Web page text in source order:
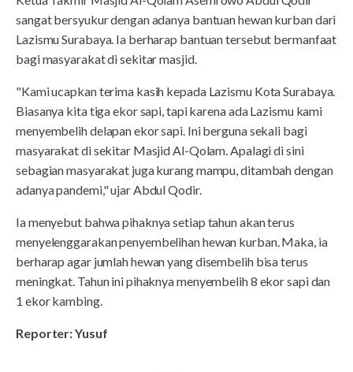
sangat bersyukur dengan adanya bantuan hewan kurban dari
Lazismu Surabaya. Ia berharap bantuan tersebut bermanfaat
bagi masyarakat di sekitar masjid.
"Kami ucapkan terima kasih kepada Lazismu Kota Surabaya.
Biasanya kita tiga ekor sapi, tapi karena ada Lazismu kami
menyembelih delapan ekor sapi. Ini berguna sekali bagi
masyarakat di sekitar Masjid Al-Qolam. Apalagi di sini
sebagian masyarakat juga kurang mampu, ditambah dengan
adanya pandemi," ujar Abdul Qodir.
Ia menyebut bahwa pihaknya setiap tahun akan terus
menyelenggarakan penyembelihan hewan kurban. Maka, ia
berharap agar jumlah hewan yang disembelih bisa terus
meningkat. Tahun ini pihaknya menyembelih 8 ekor sapi dan
1 ekor kambing.
Reporter: Yusuf